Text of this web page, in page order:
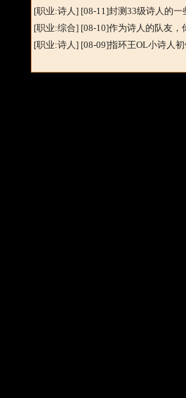
[职业:诗人] [08-11]封测33级诗人的一
[职业:综合] [08-10]作为诗人的队友，
[职业:诗人] [08-09]指环王OL小诗人